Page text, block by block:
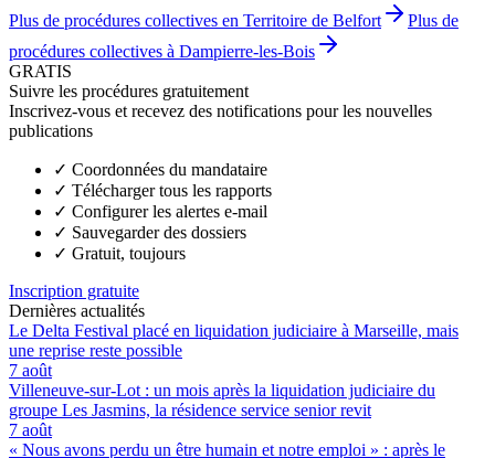
Plus de procédures collectives en Territoire de Belfort
Plus de
procédures collectives à Dampierre-les-Bois
GRATIS
Suivre les procédures gratuitement
Inscrivez-vous et recevez des notifications pour les nouvelles
publications
✓ Coordonnées du mandataire
✓ Télécharger tous les rapports
✓ Configurer les alertes e-mail
✓ Sauvegarder des dossiers
✓ Gratuit, toujours
Inscription gratuite
Dernières actualités
Le Delta Festival placé en liquidation judiciaire à Marseille, mais
une reprise reste possible
7 août
Villeneuve-sur-Lot : un mois après la liquidation judiciaire du
groupe Les Jasmins, la résidence service senior revit
7 août
« Nous avons perdu un être humain et notre emploi » : après le